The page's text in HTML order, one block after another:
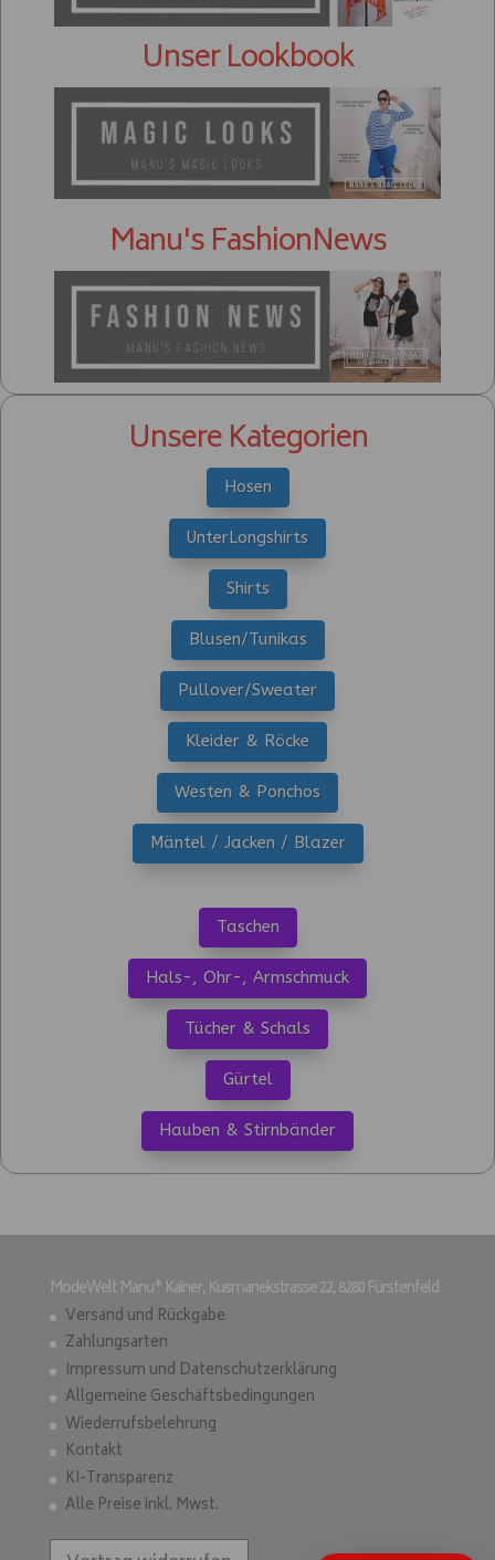
Unser Lookbook
Manu's FashionNews
Unsere Kategorien
Hosen
UnterLongshirts
Shirts
Blusen/Tunikas
Pullover/Sweater
Kleider & Röcke
Westen & Ponchos
Mäntel / Jacken / Blazer
Taschen
Hals-, Ohr-, Armschmuck
Tücher & Schals
Gürtel
Hauben & Stirnbänder
ModeWelt Manu* Kainer, Kusmanekstrasse 22, 8280 Fürstenfeld
Versand und Rückgabe
Zahlungsarten
Impressum und Datenschutzerklärung
Allgemeine Geschäftsbedingungen
Wiederrufsbelehrung
Kontakt
KI-Transparenz
Alle Preise inkl. Mwst.